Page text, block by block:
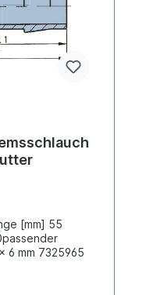
[mm] 55
6 mm 7325965